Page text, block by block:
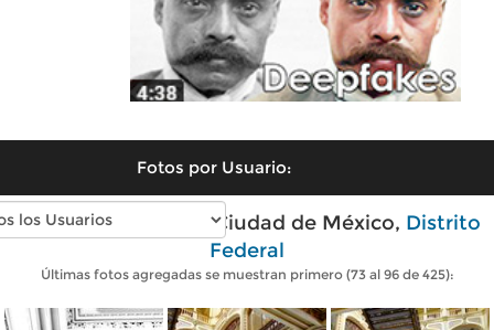
Fotos por Usuario:
Fotos modernas de Ciudad de México, Distrito
Federal
Últimas fotos agregadas se muestran primero (73 al 96 de 425):